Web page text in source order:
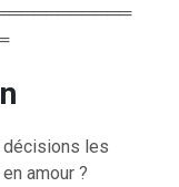
décisions les
amour ?